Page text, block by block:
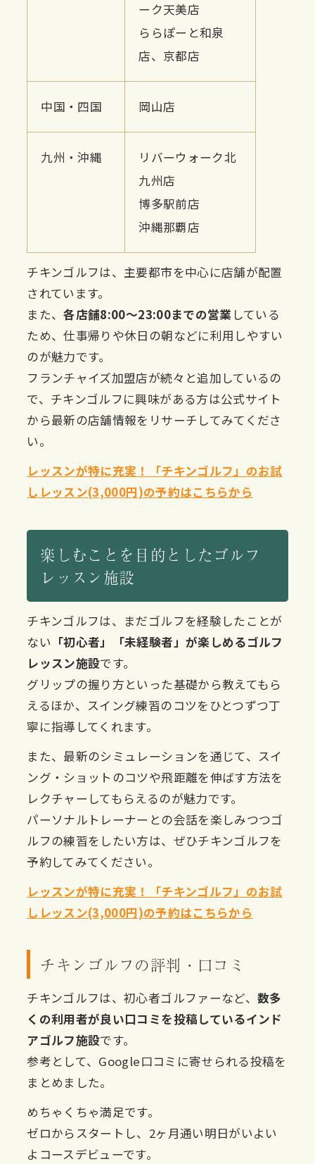
ーク天美店
ららぽーと和泉
店、 京都店
中国・四国 岡山店
九州・沖縄
リバーウォーク北
九州店
博多駅前店
沖縄那覇店
チキンゴルフは、主要都市を中心に店舗が配置
されています。
また、各店舗8:00〜23:00までの営業 している
ため、仕事帰りや休日の朝などに利用しやすい
のが魅力です。
フランチャイズ加盟店が続々と追加しているの
で、チキンゴルフに興味がある方は公式サイト
から最新の店舗情報をリサーチしてみてくださ
い。
レッスンが特に充実！「チキンゴルフ」のお試
しレッスン(3,000円)の予約はこちらから
楽しむことを目的としたゴルフ
レッスン施設
チキンゴルフは、まだゴルフを経験したことが
ない 「初心者」「未経験者」が楽しめるゴルフ
レッスン施設です。
グリップの握り方といった基礎から教えてもら
えるほか、スイング練習のコツをひとつずつ丁
寧に指導してくれます。
また、最新のシミュレーションを通じて、スイ
ング・ショットのコツや飛距離を伸ばす方法を
レクチャーしてもらえるのが魅力です。
パーソナルトレーナーとの会話を楽しみつつゴ
ルフの練習をしたい方は、ぜひチキンゴルフを
予約してみてください。
レッスンが特に充実！「チキンゴルフ」のお試
しレッスン(3,000円)の予約はこちらから
チキンゴルフの評判・口コミ
チキンゴルフは、初心者ゴルファーなど、数多
くの利用者が良い口コミを投稿しているインド
アゴルフ施設です。
参考として、Google口コミに寄せられる投稿を
まとめました。
めちゃくちゃ満足です。
ゼロからスタートし、2ヶ月通い明日がいよい
よコースデビューです。